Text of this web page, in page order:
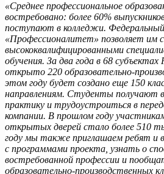
«Среднее профессиональное
востребовано: более 60%
поступают в колледжи.
«Профессионалитет» позволяет им
высококвалифицированными
обучения. За два года в 68 субъектах
открыто 220 образовательно-
этом году будет создано еще 150
направлениям. Студенты получают
практику и трудоустроиться в
компании. В прошлом году
открытых дверей стало более 510
году мы также приглашаем ребят и
с программами проекта, узнать о
востребованной профессии и
образовательно-производственных